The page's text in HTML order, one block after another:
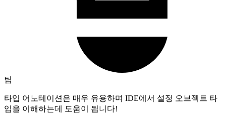
팁
타입 어노테이션은 매우 유용하며 IDE에서 설정 오브젝트 타
입을 이해하는데 도움이 됩니다!